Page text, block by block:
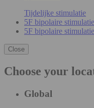
Tijdelijke stimulatie
5F bipolaire
5F bipolaire
Close
Choose your
Global